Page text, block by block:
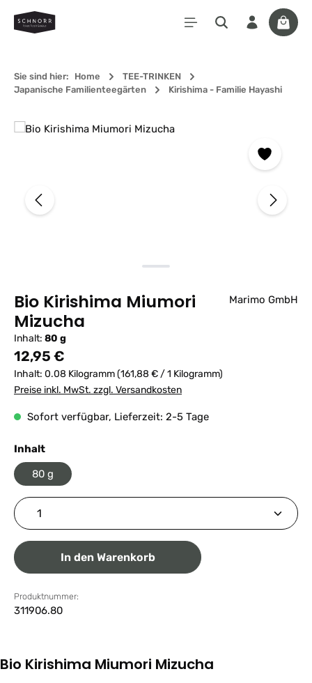
Zum Hauptinhalt springen
Sie sind hier: Home
TEE-TRINKEN
Japanische Familienteegärten
Kirishima - Familie Hayashi
Bildergalerie überspringen
Bio Kirishima Miumori
Mizucha
Inhalt: 80 g
Marimo GmbH
Regulärer Preis:
12,95 €
Inhalt: 0.08 Kilogramm(161,88 € / 1 Kilogramm)
Preise inkl. MwSt. zzgl. Versandkosten
Sofort verfügbar, Lieferzeit: 2-5 Tage
Inhaltauswählen
80 g
Produkt Anzahl: Gib den gewünschten Wert ein
In den Warenkorb
Produktnummer:
311906.80
Bio Kirishima Miumori Mizucha